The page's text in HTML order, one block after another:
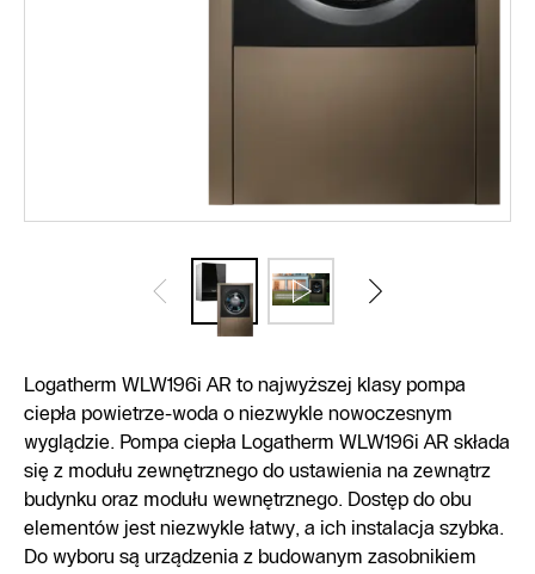
Logatherm WLW196i AR to najwyższej klasy pompa
ciepła powietrze-woda o niezwykle nowoczesnym
wyglądzie. Pompa ciepła Logatherm WLW196i AR składa
się z modułu zewnętrznego do ustawienia na zewnątrz
budynku oraz modułu wewnętrznego. Dostęp do obu
elementów jest niezwykle łatwy, a ich instalacja szybka.
Do wyboru są urządzenia z budowanym zasobnikiem